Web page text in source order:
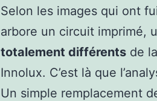
Selon les images qui ont
arbore un circuit imprimé,
totalement différents de
Innolux. C’est là que
Un simple remplacement